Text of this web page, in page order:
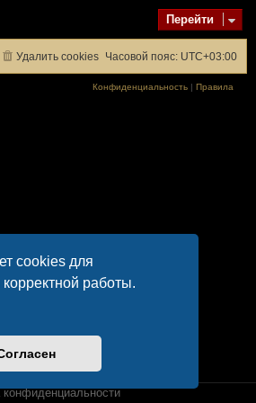
cookies для
работы.
Перейти
Часовой пояс: UTC+03:00
Удалить cookies
Конфиденциальность Правила
конфиденциальности